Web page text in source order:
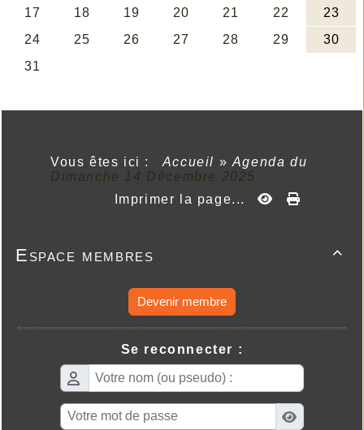
Vous êtes ici : Accueil » Agenda du
Dimanche 14 Décembre 2025
Imprimer la page...

Espace membres
Devenir membre
Se reconnecter :